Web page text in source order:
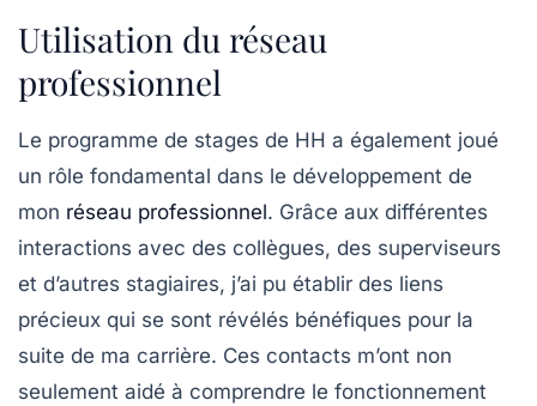
Utilisation du réseau
professionnel
Le programme de stages de HH a également joué
un rôle fondamental dans le développement de
mon réseau professionnel. Grâce aux différentes
interactions avec des collègues, des superviseurs
et d’autres stagiaires, j’ai pu établir des liens
précieux qui se sont révélés bénéfiques pour la
suite de ma carrière. Ces contacts m’ont non
seulement aidé à comprendre le fonctionnement